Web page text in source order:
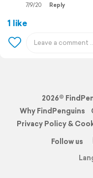
7/9/20 Reply
1 like
2026©
Why FindPenguins
Privacy Policy &
Follow us